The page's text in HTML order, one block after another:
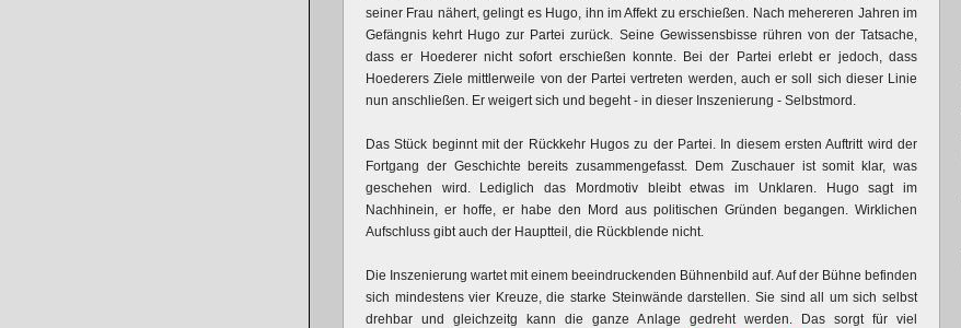
seiner Frau nähert, gelingt es Hugo, ihn im Affekt zu erschießen. Nach mehereren Jahren im
Gefängnis kehrt Hugo zur Partei zurück. Seine Gewissensbisse rühren von der Tatsache,
dass er Hoederer nicht sofort erschießen konnte. Bei der Partei erlebt er jedoch, dass
Hoederers Ziele mittlerweile von der Partei vertreten werden, auch er soll sich dieser Linie
nun anschließen. Er weigert sich und begeht - in dieser Inszenierung - Selbstmord.
Das Stück beginnt mit der Rückkehr Hugos zu der Partei. In diesem ersten Auftritt wird der
Fortgang der Geschichte bereits zusammengefasst. Dem Zuschauer ist somit klar, was
geschehen wird. Lediglich das Mordmotiv bleibt etwas im Unklaren. Hugo sagt im
Nachhinein, er hoffe, er habe den Mord aus politischen Gründen begangen. Wirklichen
Aufschluss gibt auch der Hauptteil, die Rückblende nicht.
Die Inszenierung wartet mit einem beeindruckenden Bühnenbild auf. Auf der Bühne befinden
sich mindestens vier Kreuze, die starke Steinwände darstellen. Sie sind all um sich selbst
drehbar und gleichzeitg kann die ganze Anlage gedreht werden. Das sorgt für viel